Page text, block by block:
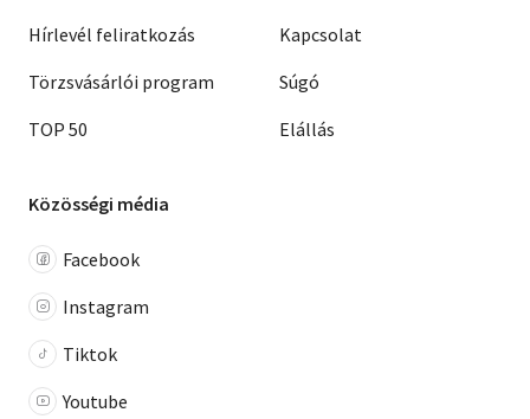
Hírlevél feliratkozás
Törzsvásárlói program
TOP 50
Kapcsolat
Súgó
Elállás
Közösségi média
Facebook
Instagram
Tiktok
Youtube